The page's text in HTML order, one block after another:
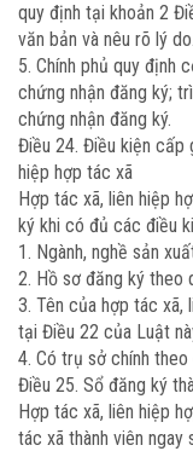
quy định tại khoản 2
văn bản và nêu rõ lý do.
5. Chính phủ quy định
chứng nhận đăng ký;
chứng nhận đăng ký.
Điều 24. Điều kiện cấp
hiệp hợp tác xã
Hợp tác xã, liên hiệp
ký khi có đủ các điều
1. Ngành, nghề sản
2. Hồ sơ đăng ký theo
3. Tên của hợp tác
tại Điều 22 của Luật
4. Có trụ sở chính
Điều 25. Sổ đăng ký
Hợp tác xã, liên hiệp
tác xã thành viên ngay